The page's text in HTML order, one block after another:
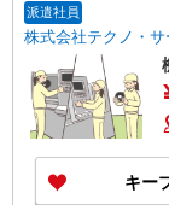
派遣社員
株式会社テクノ・
キー